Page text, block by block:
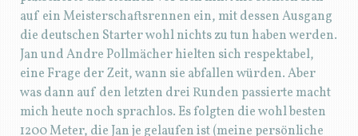
auf ein Meisterschaftsrennen ein, mit dessen Ausgang
die deutschen Starter wohl nichts zu tun haben werden.
Jan und Andre Pollmächer hielten sich respektabel,
eine Frage der Zeit, wann sie abfallen würden. Aber
was dann auf den letzten drei Runden passierte macht
mich heute noch sprachlos. Es folgten die wohl besten
1200 Meter, die Jan je gelaufen ist (meine persönliche